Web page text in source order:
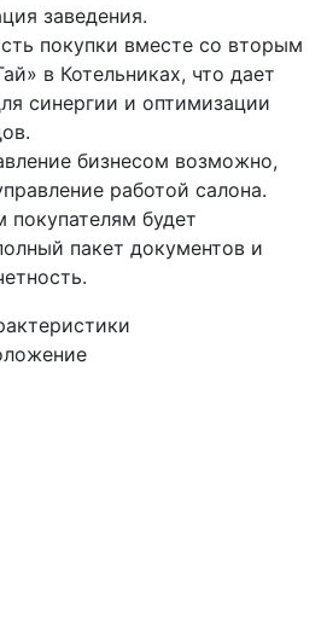
заведения.
покупки вместе со вторым
в Котельниках, что дает
синергии и оптимизации
бизнесом возможно,
работой салона.
покупателям будет
пакет документов и